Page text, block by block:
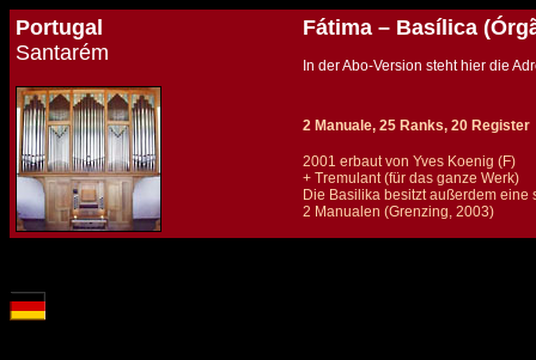
Portugal
Santarém
Fátima – Basílica
In der Abo-Version steht hier die
2 Manuale, 25 Ranks, 20 Register
2001 erbaut von Yves Koenig (F)
+ Tremulant (für das ganze Werk)
Die Basilika besitzt außerdem eine
2 Manualen (Grenzing, 2003)